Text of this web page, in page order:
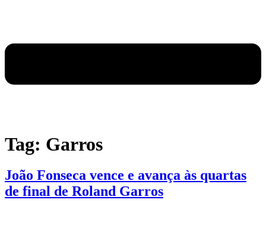
Tag: Garros
João Fonseca vence e avança às quartas
de final de Roland Garros